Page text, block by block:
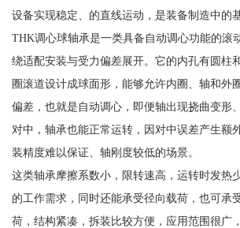
设备实现稳定、的直线运动，是装备制造中的
THK调心球轴承是一类具备自动调心功能的滚
绕适配安装与受力偏差展开。它的内孔有圆柱
圈滚道设计成球面形，能够允许内圈、轴和外
偏差，也就是自动调心，即便轴出现挠曲变形
对中，轴承也能正常运转，因对中误差产生额
装精度难以保证、轴刚度较低的场景。
这类轴承摩擦系数小，限转速高，运转时发热
的工作需求，同时还能承受径向载荷，也可承
荷，结构紧凑，拆装比较方便，应用范围很广